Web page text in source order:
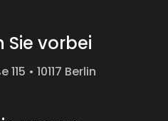
Sie vorbei
• 10117 Berlin